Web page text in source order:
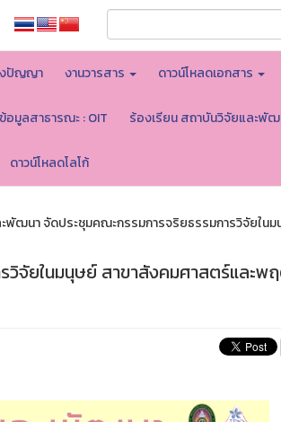
งปัญญา งานวารสาร ดาวน์โหลดเอกสาร
อมูลสาธารณะ : OIT ร้องเรียน สถาบันวิจัยและพั
ดาวน์โหลดโลโก้
พัฒนา จัดประชุมคณะกรรมการจริยธรรมการวิจัยในม
จัยในมนุษย์ สาขาสังคมศาสตร์และพ